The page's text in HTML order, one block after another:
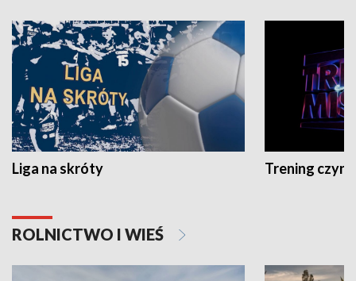
Liga na skróty Trening czyni
ROLNICTWO I WIEŚ